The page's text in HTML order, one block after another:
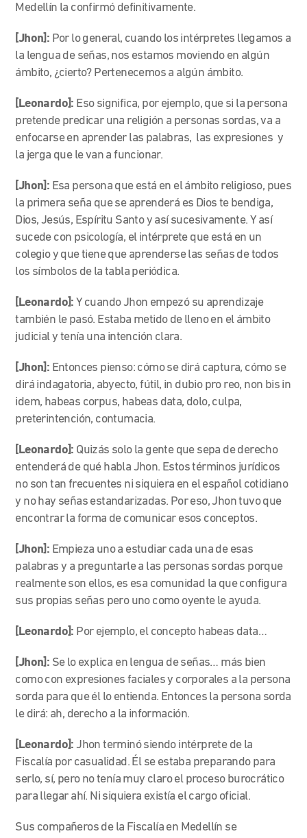
Medellín la confirmó definitivamente.
[Jhon]: Por lo general, cuando los intérpretes llegamos a
la lengua de señas, nos estamos moviendo en algún
ámbito, ¿cierto? Pertenecemos a algún ámbito.
[Leonardo]: Eso significa, por ejemplo, que si la persona
pretende predicar una religión a personas sordas, va a
enfocarse en aprender las palabras, las expresiones y
la jerga que le van a funcionar.
[Jhon]: Esa persona que está en el ámbito religioso, pues
la primera seña que se aprenderá es Dios te bendiga,
Dios, Jesús, Espíritu Santo y así sucesivamente. Y así
sucede con psicología, el intérprete que está en un
colegio y que tiene que aprenderse las señas de todos
los símbolos de la tabla periódica.
[Leonardo]:Y cuando Jhon empezó su aprendizaje
también le pasó. Estaba metido de lleno en el ámbito
judicial y tenía una intención clara.
[Jhon]: Entonces pienso: cómo se dirá captura, cómo se
dirá indagatoria, abyecto, fútil, in dubio pro reo, non bis in
idem, habeas corpus, habeas data, dolo, culpa,
preterintención, contumacia.
[Leonardo]: Quizás solo la gente que sepa de derecho
entenderá de qué habla Jhon. Estos términos jurídicos
no son tan frecuentes ni siquiera en el español cotidiano
y no hay señas estandarizadas. Por eso, Jhon tuvo que
encontrar la forma de comunicar esos conceptos.
[Jhon]: Empieza uno a estudiar cada una de esas
palabras y a preguntarle a las personas sordas porque
realmente son ellos, es esa comunidad la que configura
sus propias señas pero uno como oyente le ayuda.
[Leonardo]: Por ejemplo, el concepto habeas data…
[Jhon]: Se lo explica en lengua de señas… más bien
como con expresiones faciales y corporales a la persona
sorda para que él lo entienda. Entonces la persona sorda
le dirá: ah, derecho a la información.
[Leonardo]:Jhon terminó siendo intérprete de la
Fiscalía por casualidad. Él se estaba preparando para
serlo, sí, pero no tenía muy claro el proceso burocrático
para llegar ahí. Ni siquiera existía el cargo oficial.
Sus compañeros de la Fiscalía en Medellín se